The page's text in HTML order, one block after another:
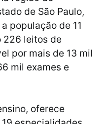
de São Paulo,
população de 11
226 leitos de
por mais de 13 mil
mil exames e
oferece